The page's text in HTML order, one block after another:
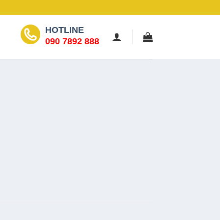
HOTLINE
090 7892 888